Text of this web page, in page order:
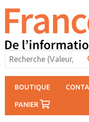
BOUTIQUE
PANIER